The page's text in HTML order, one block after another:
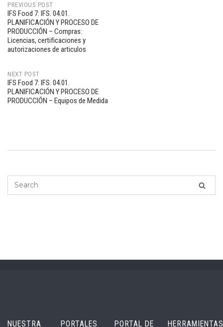
Post
navigation
PREVIOUS POST
IFS Food 7: IFS. 04.01.
PLANIFICACIÓN Y PROCESO DE
PRODUCCIÓN – Compras:
Licencias, certificaciones y
autorizaciones de articulos
NEXT POST
IFS Food 7: IFS. 04.01.
PLANIFICACIÓN Y PROCESO DE
PRODUCCIÓN – Equipos de Medida
NUESTRA
PORTALES
PORTAL DE